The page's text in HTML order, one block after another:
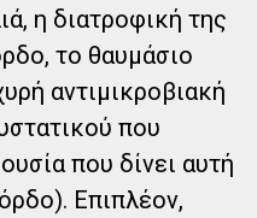
η διατροφική της
το θαυμάσιο
αντιμικροβιακή
που
που δίνει αυτή
Επιπλέον,